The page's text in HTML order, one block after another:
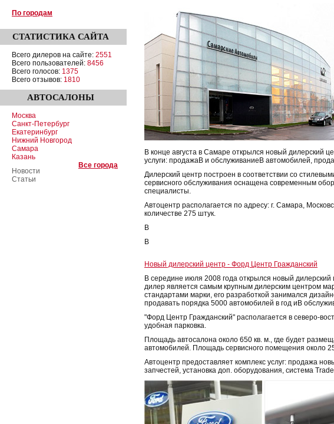
По городам
СТАТИСТИКА САЙТА
Всего дилеров на сайте: 2551
Всего пользователей: 8456
Всего голосов: 1375
Всего отзывов: 1810
АВТОСАЛОНЫ
Москва
Санкт-Петербург
Екатеринбург
Нижний Новгород
Самара
Казань
Все города
Новости
Статьи
В конце августа в Самаре открылся новый дилерский
услуги: продажаВ и обслуживаниеВ автомобилей,
Дилерский центр построен в соответствии со
сервисного обслуживания оснащена современным
специалисты.
Автоцентр располагается по адресу: г. Самара,
количестве 275 штук.
В
В
Новый дилерский центр - Форд Центр Гражданский
В середине июля 2008 года открылся новый
дилер является самым крупным дилерским центром
стандартами марки, его разработкой занимался
продавать порядка 5000 автомобилей в год иВ
"Форд Центр Гражданский" располагается в северо-
удобная парковка.
Площадь автосалона около 650 кв. м., где будет
автомобилей. Площадь сервисного помещения около
Автоцентр предоставляет комплекс услуг: продажа
запчестей, установка доп. оборудования, система